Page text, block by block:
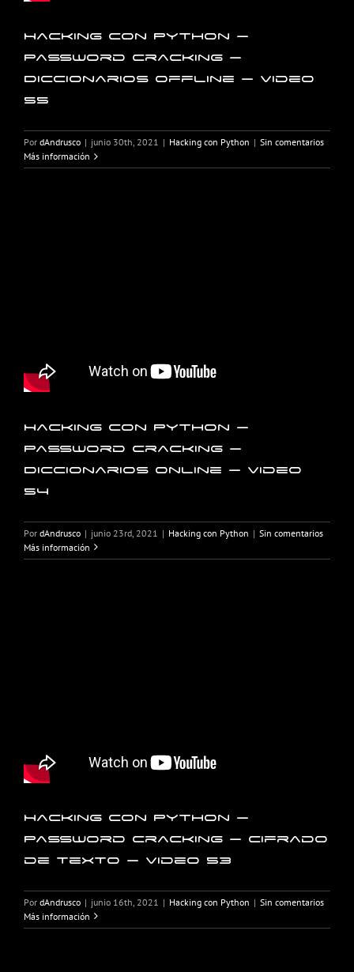
Hacking con Python –
Password Cracking –
Diccionarios offline – Video
55
Por dAndrusco | junio 30th, 2021 | Hacking con Python | Sin comentarios
Más información
Hacking con Python –
Password Cracking –
Diccionarios online – Video
54
Por dAndrusco | junio 23rd, 2021 | Hacking con Python | Sin comentarios
Más información
Hacking con Python –
Password Cracking – Cifrado
de texto – Video 53
Por dAndrusco | junio 16th, 2021 | Hacking con Python | Sin comentarios
Más información